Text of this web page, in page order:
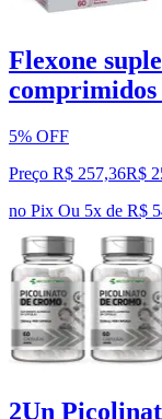
Flexone
comprimidos
5% OFF
Preço R$ 257,36R$
no Pix Ou 5x de R$
2Un